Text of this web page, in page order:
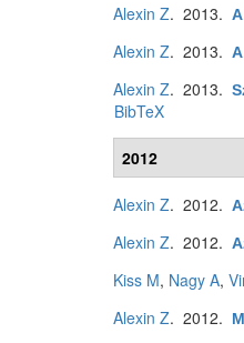
Alexin Z. 2013.
Alexin Z. 2013.
Alexin Z. 2013.
BibTeX
2012
Alexin Z. 2012.
Alexin Z. 2012.
Kiss M, Nagy A,
Alexin Z. 2012.